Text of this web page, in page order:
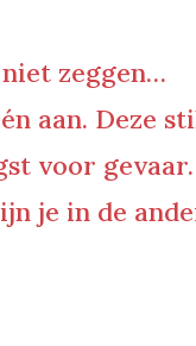
zeggen…
aan. Deze
voor
je in de